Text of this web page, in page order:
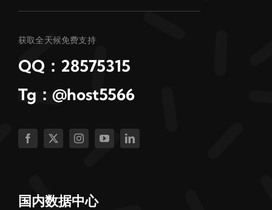
获取全天候免费支持
QQ：28575315
Tg：@host5566
国内数据中心